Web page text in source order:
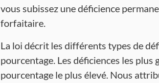
vous subissez une déficience
forfaitaire.
La loi décrit les différents types de
pourcentage. Les déficiences les
pourcentage le plus élevé. Nous